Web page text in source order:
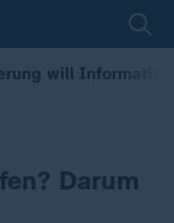
will
Darum